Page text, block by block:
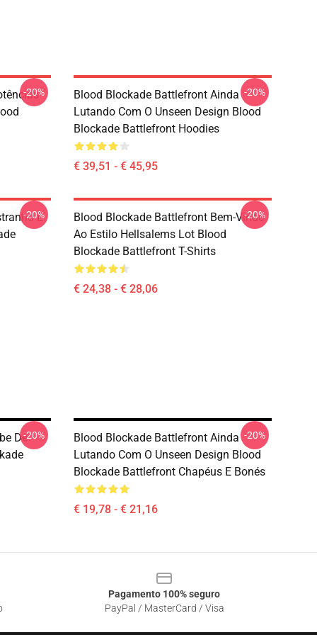
-20%
Blood Blockade Battlefront Ainda
Lutando Com O Unseen Design Blood
Blockade Battlefront Hoodies
€ 39,51 - € 45,95
-20%
E
-20%
Blood Blockade Battlefront Bem-Vindo
Ao Estilo Hellsalems Lot Blood
Blockade Battlefront T-Shirts
€ 24,38 - € 28,06
-20%
De-20%
Blood Blockade Battlefront Ainda
Lutando Com O Unseen Design Blood
Blockade Battlefront Chapéus E Bonés
€ 19,78 - € 21,16
-20%
Pagamento 100% seguro
PayPal / MasterCard / Visa